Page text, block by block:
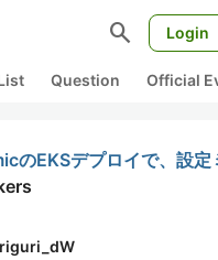
search Login
Question Official
のEKSデプロイで、設定